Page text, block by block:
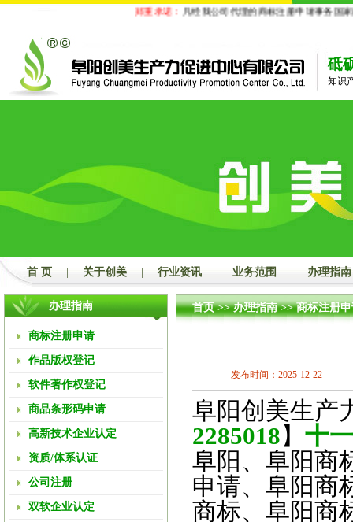
郑重承诺：凡经我公司代理的商标注册申请事务国家商标
砥
知识
首 页 关于创美 行业资讯 业务范围 办理指南
办理指南
商标注册申请
作品版权登记
软件著作权登记
商品条形码申请
高新技术企业认定
资质/体系认证
公司注册
双软企业认定
首页>>办理指南>>商标注册
发布时间：2025-12-22
阜阳创美生产
2285018 】 十
阜阳、阜阳商
申请、阜阳商
商标、阜阳商